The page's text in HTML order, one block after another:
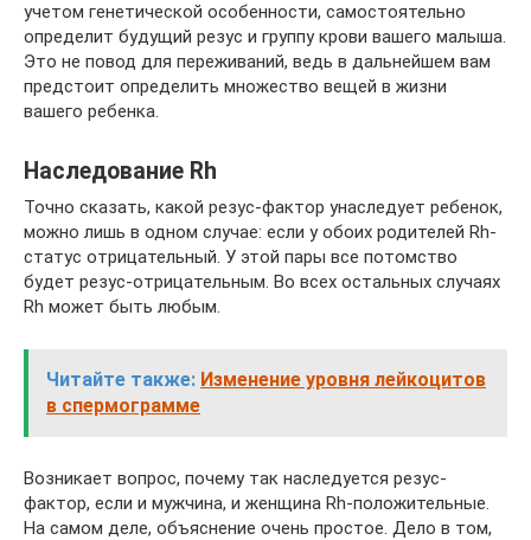
учетом генетической особенности, самостоятельно
определит будущий резус и группу крови вашего малыша.
Это не повод для переживаний, ведь в дальнейшем вам
предстоит определить множество вещей в жизни
вашего ребенка.
Наследование Rh
Точно сказать, какой резус-фактор унаследует ребенок,
можно лишь в одном случае: если у обоих родителей Rh-
статус отрицательный. У этой пары все потомство
будет резус-отрицательным. Во всех остальных случаях
Rh может быть любым.
Читайте также: Изменение уровня лейкоцитов
в спермограмме
Возникает вопрос, почему так наследуется резус-
фактор, если и мужчина, и женщина Rh-положительные.
На самом деле, объяснение очень простое. Дело в том,